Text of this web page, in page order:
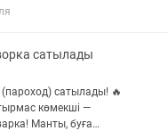
сатылады
сатылады! 🔥
көмекші —
Манты, буға